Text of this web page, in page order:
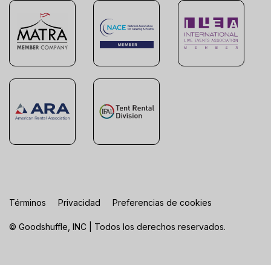
© Goodshuffle, INC | Todos los derechos reservados.
Términos Privacidad Preferencias de cookies